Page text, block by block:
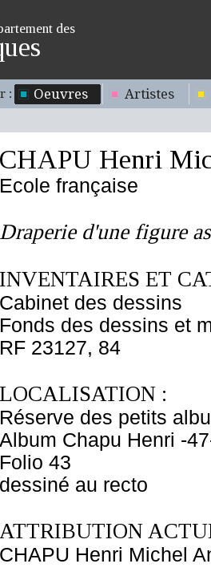
des
: Oeuvres Artistes
CHAPU Henri
Ecole française
Draperie d'une figure
INVENTAIRES ET
Cabinet des dessins
Fonds des dessins et
RF 23127, 84
LOCALISATION :
Réserve des petits
Album Chapu Henri -
Folio 43
dessiné au recto
ATTRIBUTION
CHAPU Henri Michel